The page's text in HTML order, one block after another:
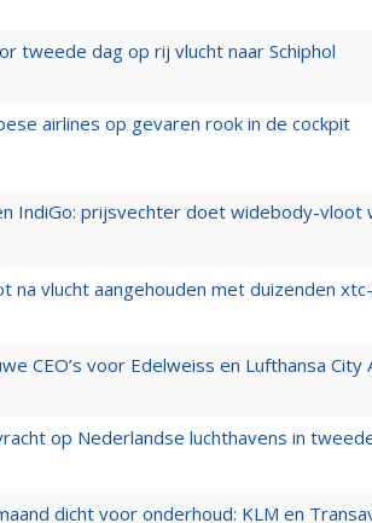
tweede dag op rij vlucht naar Schiphol
airlines op gevaren rook in de cockpit
IndiGo: prijsvechter doet widebody-vloot
na vlucht aangehouden met duizenden
CEO’s voor Edelweiss en Lufthansa City
op Nederlandse luchthavens in
dicht voor onderhoud: KLM en